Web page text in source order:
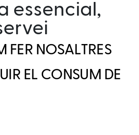
essencial,
FER NOSALTRES
EL CONSUM DE